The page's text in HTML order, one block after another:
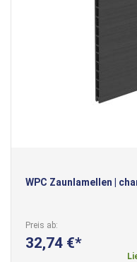
WPC Zaunlamellen |
Preis ab
32,74 €